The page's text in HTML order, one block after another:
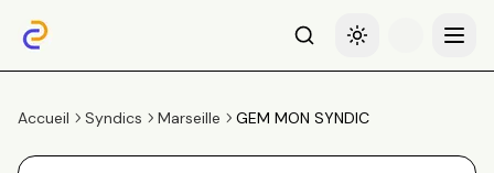
RechercheBasculer le thème
Menu
Accueil Syndics Marseille GEM MON SYNDIC